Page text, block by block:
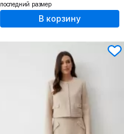
последний размер
В корзину